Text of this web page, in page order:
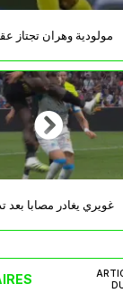
مولودية وهران تجتاز
غويري يغادر مصابا بعد